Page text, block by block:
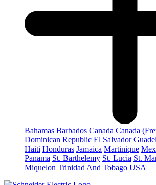
Bahamas Barbados Canada Canada
Dominican Republic El Salvador
Haiti Honduras Jamaica Martinique
Panama St. Barthelemy St. Lucia St.
Miquelon Trinidad And Tobago USA